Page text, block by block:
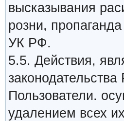
высказывания
розни,
УК РФ.
5.5. Действия,
Пользователи.
удалением всех